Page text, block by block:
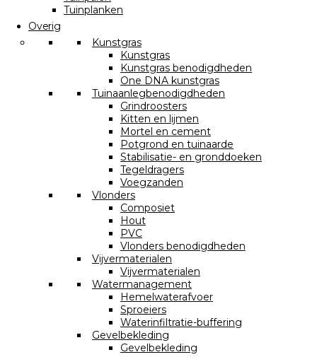
Tuinplanken
Overig
Kunstgras
Kunstgras
Kunstgras benodigdheden
One DNA kunstgras
Tuinaanlegbenodigdheden
Grindroosters
Kitten en lijmen
Mortel en cement
Potgrond en tuinaarde
Stabilisatie- en gronddoeken
Tegeldragers
Voegzanden
Vlonders
Composiet
Hout
PVC
Vlonders benodigdheden
Vijvermaterialen
Vijvermaterialen
Watermanagement
Hemelwaterafvoer
Sproeiers
Waterinfiltratie-buffering
Gevelbekleding
Gevelbekleding